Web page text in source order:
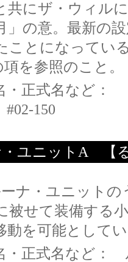
共にザ・ウィル
」の意。最新の
ことになってい
項を参照のこと。
・正式名など：
150
ユニットA 【
ナ・ユニット
被せて装備する
動を可能として
・正式名など：